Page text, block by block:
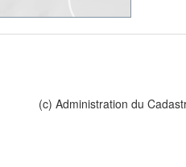
(c) Administration du